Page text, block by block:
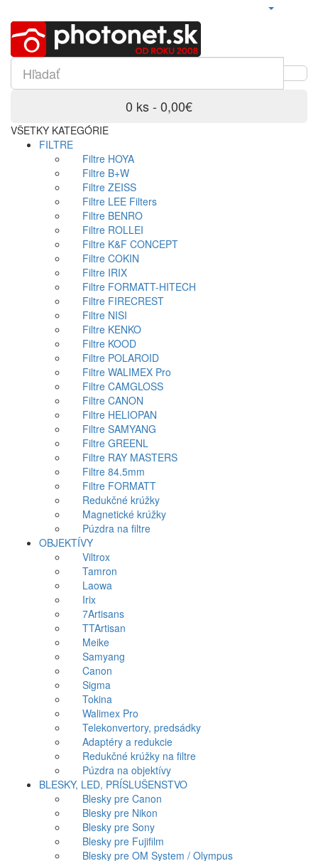
0 ks - 0,00€
VŠETKY KATEGÓRIE
FILTRE
Filtre HOYA
Filtre B+W
Filtre ZEISS
Filtre LEE Filters
Filtre BENRO
Filtre ROLLEI
Filtre K&F CONCEPT
Filtre COKIN
Filtre IRIX
Filtre FORMATT-HITECH
Filtre FIRECREST
Filtre NISI
Filtre KENKO
Filtre KOOD
Filtre POLAROID
Filtre WALIMEX Pro
Filtre CAMGLOSS
Filtre CANON
Filtre HELIOPAN
Filtre SAMYANG
Filtre GREENL
Filtre RAY MASTERS
Filtre 84.5mm
Filtre FORMATT
Redukčné krúžky
Magnetické krúžky
Púzdra na filtre
OBJEKTÍVY
Viltrox
Tamron
Laowa
Irix
7Artisans
TTArtisan
Meike
Samyang
Canon
Sigma
Tokina
Walimex Pro
Telekonvertory, predsádky
Adaptéry a redukcie
Redukčné krúžky na filtre
Púzdra na objektívy
BLESKY, LED, PRÍSLUŠENSTVO
Blesky pre Canon
Blesky pre Nikon
Blesky pre Sony
Blesky pre Fujifilm
Blesky pre OM System / Olympus